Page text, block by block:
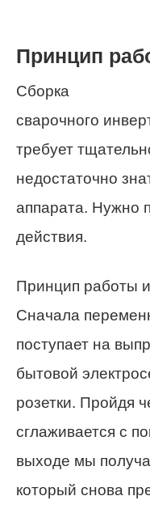
Принцип
Сборка
сварочного
требует
недостаточно
аппарата. Нужно
действия.
Принцип работы
Сначала
поступает на
бытовой
розетки. Пройдя
сглаживается с
выходе мы
который снова